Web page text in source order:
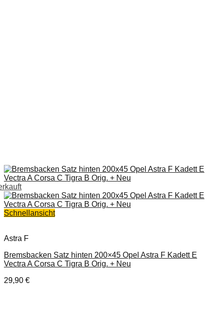
Schnellansicht
Astra F
Bremsbacken Satz hinten 200×45 Opel Astra F Kadett E
Vectra A Corsa C Tigra B Orig. + Neu
29,90 €